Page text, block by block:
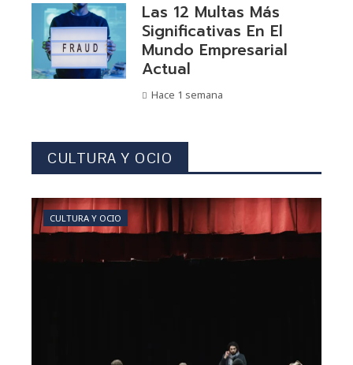
Las 12 Multas Más
Significativas En El
Mundo Empresarial
Actual
Hace 1 semana
CULTURA Y OCIO
CULTURA Y OCIO